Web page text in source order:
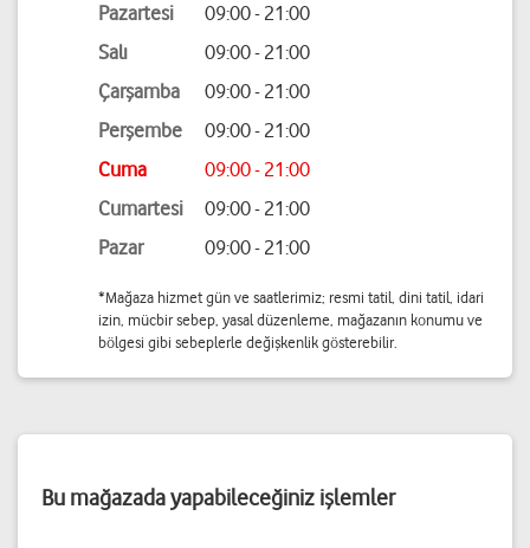
Pazartesi
09:00 - 21:00
Salı
09:00 - 21:00
Çarşamba
09:00 - 21:00
Perşembe
09:00 - 21:00
Cuma
09:00 - 21:00
Cumartesi
09:00 - 21:00
Pazar
09:00 - 21:00
*Mağaza hizmet gün ve saatlerimiz; resmi tatil, dini tatil, idari
izin, mücbir sebep, yasal düzenleme, mağazanın konumu ve
bölgesi gibi sebeplerle değişkenlik gösterebilir.
Bu mağazada yapabileceğiniz işlemler